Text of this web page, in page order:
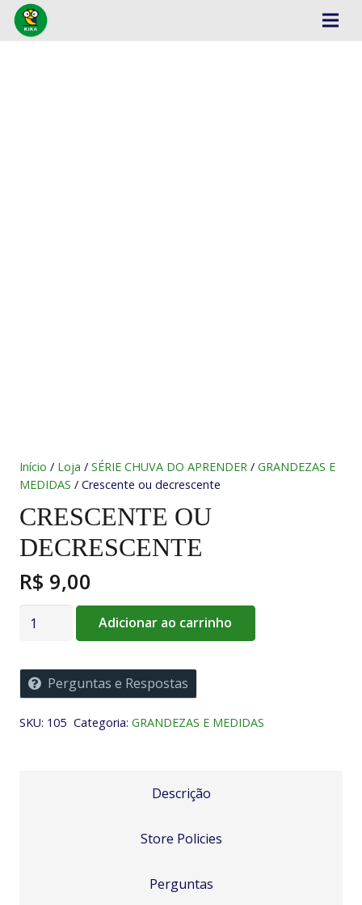
Início / Loja / SÉRIE CHUVA DO APRENDER / GRANDEZAS E
MEDIDAS / Crescente ou decrescente
CRESCENTE OU
DECRESCENTE
R$ 9,00
Crescente
ou
quantidade
Adicionar ao carrinho
Perguntas e Respostas
SKU: 105 Categoria: GRANDEZAS E MEDIDAS
Descrição
Store Policies
Perguntas